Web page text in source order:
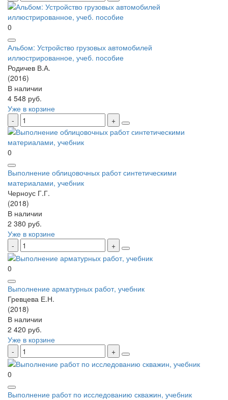
0
Альбом: Устройство грузовых автомобилей
иллюстрированное, учеб. пособие
Родичев В.А.
(2016)
В наличии
4 548 руб.
Уже в корзине
0
Выполнение облицовочных работ синтетическими
материалами, учебник
Черноус Г.Г.
(2018)
В наличии
2 380 руб.
Уже в корзине
0
Выполнение арматурных работ, учебник
Гревцева Е.Н.
(2018)
В наличии
2 420 руб.
Уже в корзине
0
Выполнение работ по исследованию скважин, учебник